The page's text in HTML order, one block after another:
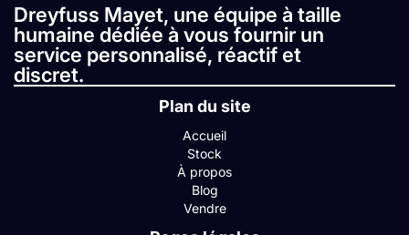
Dreyfuss Mayet, une équipe à taille
humaine dédiée à vous fournir un
service personnalisé, réactif et
discret.
Plan du site
Accueil
Stock
À propos
Blog
Vendre